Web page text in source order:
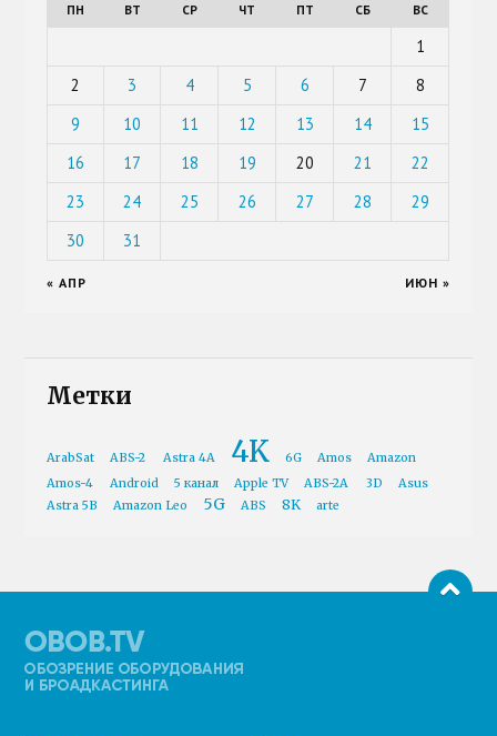
ПН ВТ СР ЧТ ПТ СБ ВС
1
2
3 4 5 6 7
8
9
10 11 12 13 14
15
16
17 18 19 20 21
22
23
24 25 26 27 28
29
30
31
« АПР ИЮН »
Метки
ArabSat ABS-2 Astra 4A 4K 6G Amos
Amazon
Amos-4
Android 5 канал Apple TV ABS-2A 3D
Asus
Astra 5B
Amazon Leo 5G ABS 8K arte